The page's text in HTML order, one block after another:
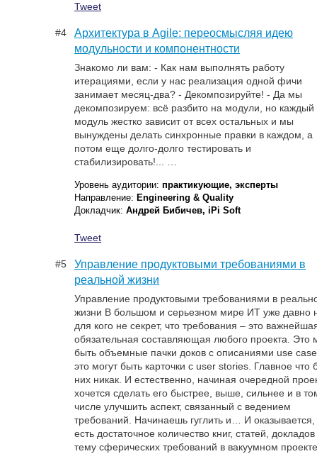
Tweet
#4
Архитектура в Agile: переосмысляя идею
модульности и компонентности
Знакомо ли вам: - Как нам выполнять работу
итерациями, если у нас реализация одной фичи
занимает месяц-два? - Декомпозируйте! - Да мы
декомпозируем: всё разбито на модули, но каждый
модуль жестко зависит от всех остальных и мы
вынуждены делать синхронные правки в каждом, а
потом еще долго-долго тестировать и
стабилизировать!... …
Уровень аудитории:практикующие, эксперты
Направление: Engineering & Quality
Докладчик:Андрей Бибичев, iPi Soft
Tweet
#5
Управление продуктовыми требованиями в
реальной жизни
Управление продуктовыми требованиями в
жизни В большом и серьезном мире ИТ уже давно
для кого не секрет, что требования – это
обязательная составляющая любого проекта. Это
быть объемные пачки доков с описаниями use
это могут быть карточки с user stories. Главное что
них никак. И естественно, начиная очередной
хочется сделать его быстрее, выше, сильнее и в
числе улучшить аспект, связанный с ведением
требований. Начинаешь гуглить и… И оказывается,
есть достаточное количество книг, статей,
тему сферических требований в вакуумном